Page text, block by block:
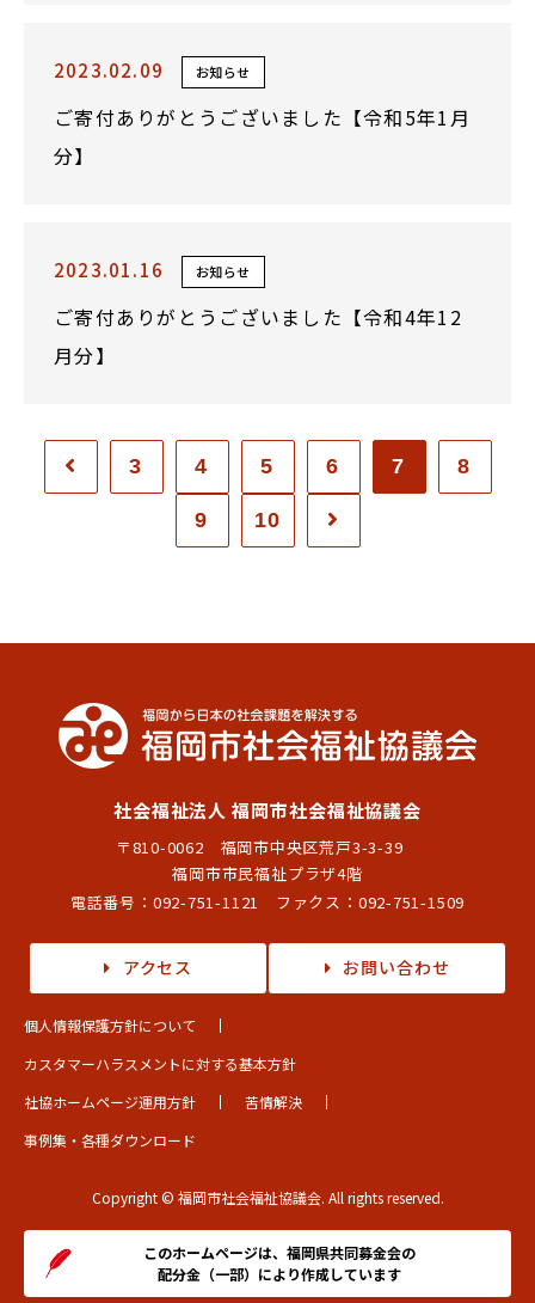
2023.02.09 お知らせ
ご寄付ありがとうございました【令和5年1月
分】
2023.01.16 お知らせ
ご寄付ありがとうございました【令和4年12
月分】
3 4 5 6 7 8
9 10
社会福祉法人 福岡市社会福祉協議会
〒810-0062 福岡市中央区荒戸3-3-39
福岡市市民福祉プラザ4階
電話番号： 092-751-1121 ファクス：092-751-1509
アクセス お問い合わせ
個人情報保護方針について
カスタマーハラスメントに対する基本方針
社協ホームページ運用方針
苦情解決
事例集・各種ダウンロード
Copyright © 福岡市社会福祉協議会. All rights reserved.
このホームページは、福岡県共同募金会の
配分金（一部）により作成しています